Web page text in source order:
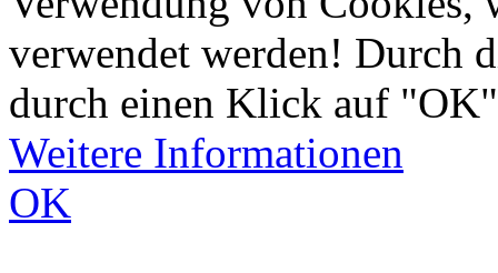
verwendet werden! Durch
durch einen Klick auf
Weitere Informationen
OK